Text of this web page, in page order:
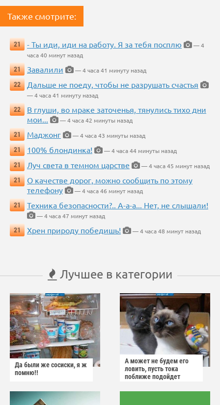
Также смотрите:
21 - Ты иди, иди на работу. Я за тебя посплю
— 4
часа 40 минут назад
21
Завалили
— 4 часа 41 минуту назад
22
Дальше не поеду, чтобы не разрушать счастья
— 4 часа 41 минуту назад
22
В глуши, во мраке заточенья, тянулись тихо дни
мои...
— 4 часа 42 минуты назад
21
Маджонг
— 4 часа 43 минуты назад
21
100% блондинка!
— 4 часа 44 минуты назад
21
Луч света в темном царстве
— 4 часа 45 минут назад
21
О качестве дорог, можно сообщить по этому
телефону
— 4 часа 46 минут назад
21
Техника безопасности?.. А-а-а... Нет, не слышали!
— 4 часа 47 минут назад
21
Хрен природу победишь! — 4 часа 48 минут назад
Лучшее в категории
Да были же сосиски, я ж
помню!!
А может не будем его
ловить, пусть тока
поближе подойдет